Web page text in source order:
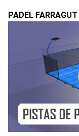
PADEL FARRAGUT